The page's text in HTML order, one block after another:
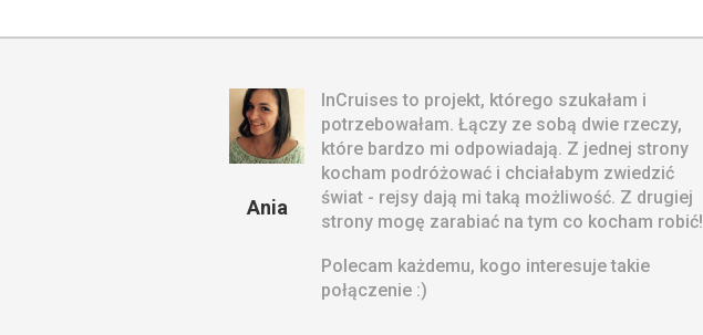
Ania
InCruises to projekt, którego szukałam i
potrzebowałam. Łączy ze sobą dwie rzeczy,
które bardzo mi odpowiadają. Z jednej strony
kocham podróżować i chciałabym zwiedzić
świat - rejsy dają mi taką możliwość. Z drugiej
strony mogę zarabiać na tym co kocham robić!
Polecam każdemu, kogo interesuje takie
połączenie :)